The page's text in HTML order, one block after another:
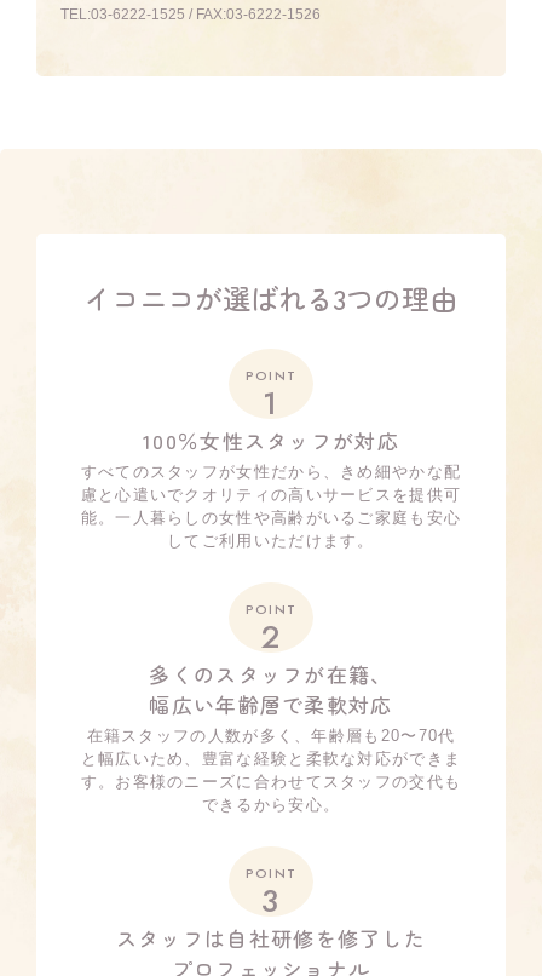
TEL:03-6222-1525 / FAX:03-6222-1526
イコニコが選ばれる3つの理由
POINT
1
100％女性スタッフが対応
すべてのスタッフが女性だから、きめ細やかな配
慮と心遣いでクオリティの高いサービスを提供可
能。一人暮らしの女性や高齢がいるご家庭も安心
してご利用いただけます。
POINT
2
多くのスタッフが在籍、
幅広い年齢層で柔軟対応
在籍スタッフの人数が多く、年齢層も20〜70代
と幅広いため、豊富な経験と柔軟な対応ができま
す。お客様のニーズに合わせてスタッフの交代も
できるから安心。
POINT
3
スタッフは自社研修を修了した
プロフェッショナル